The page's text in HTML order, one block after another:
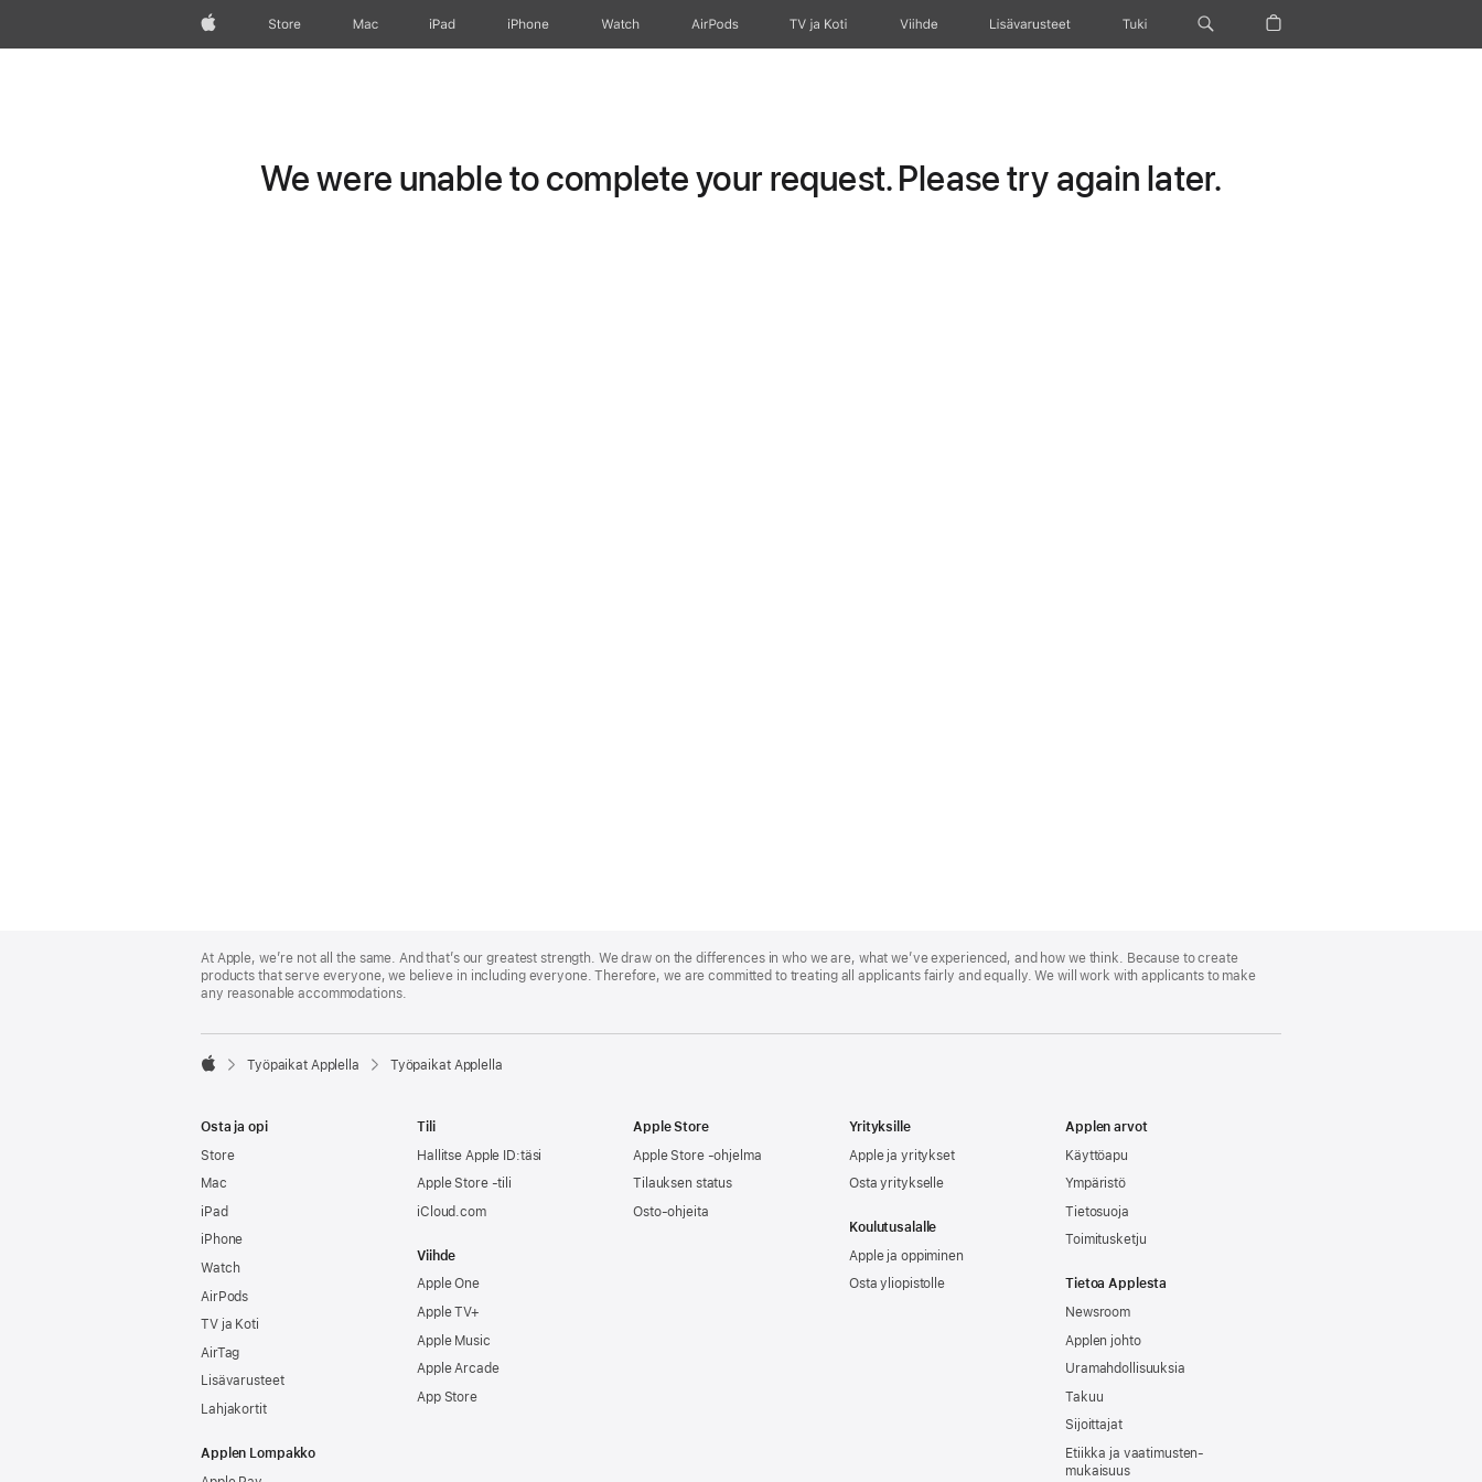
Apple Store Mac iPad iPhone Watch AirPods TV ja Koti Viihde Lisävarusteet Tuki
We were unable to complete your request. Please try again later.
Footer
At Apple, we’re not all the same. And that’s our greatest strength. We draw on the differences in who we are, what we’ve experienced, and how we think. Because to create
products that serve everyone, we believe in including everyone. Therefore, we are committed to treating all applicants fairly and equally. We will work with applicants to make
any reasonable accommodations.

Työpaikat Applella Työpaikat Applella
Osta ja opi
Store
Mac
iPad
iPhone
Watch
AirPods
TV ja Koti
AirTag
Lisävarusteet
Lahjakortit
Applen Lompakko
Tili
Hallitse Apple ID:täsi
Apple Store -tili
iCloud.com
Viihde
Apple One
Apple TV+
Apple Music
Apple Arcade
App Store
Apple Store
Apple Store -ohjelma
Tilauksen status
Osto-ohjeita
Yrityksille
Apple ja yritykset
Osta yritykselle
Koulutusalalle
Apple ja oppiminen
Osta yliopistolle
Applen arvot
Käyttöapu
Ympäristö
Tietosuoja
Toimitusketju
Tietoa Applesta
Newsroom
Applen johto
Uramahdollisuuksia
Takuu
Sijoittajat
Etiikka ja vaatimusten­
mukaisuus